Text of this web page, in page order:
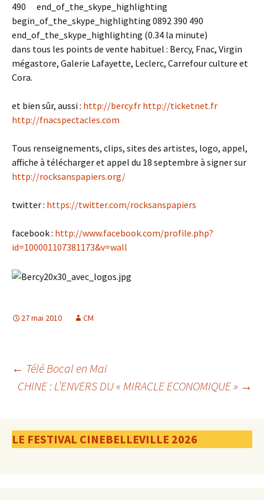
490 end_of_the_skype_highlighting
begin_of_the_skype_highlighting 0892 390 490
end_of_the_skype_highlighting (0.34 la minute)
dans tous les points de vente habituel : Bercy, Fnac, Virgin
mégastore, Galerie Lafayette, Leclerc, Carrefour culture et
Cora.
et bien sûr, aussi : http://bercy.fr http://ticketnet.fr
http://fnacspectacles.com
Tous renseignements, clips, sites des artistes, logo, appel,
affiche à télécharger et appel du 18 septembre à signer sur
http://rocksanspapiers.org/
twitter : https://twitter.com/rocksanspapiers
facebook : http://www.facebook.com/profile.php?
id=100001107381173&v=wall
27 mai 2010 CM
Navigation
articles
← Télé Bocal en Mai
CHINE : L’ENVERS DU « MIRACLE ECONOMIQUE » →
LE FESTIVAL CINEBELLEVILLE 2026